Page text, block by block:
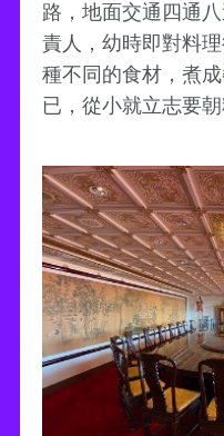
路，地面交通四通
責人，幼時即對料
種不同的食材，煮
已，從小就立志要朝